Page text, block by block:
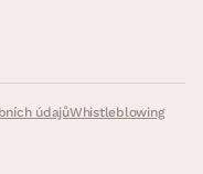
údajůWhistleblowing